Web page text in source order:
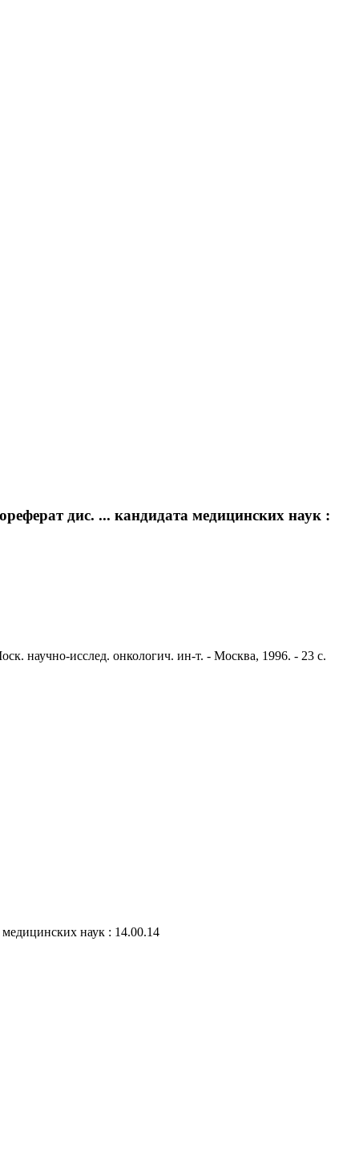
дис. ... кандидата медицинских наук :
научно-исслед. онкологич. ин-т. - Москва, 1996. - 23 с.
наук : 14.00.14